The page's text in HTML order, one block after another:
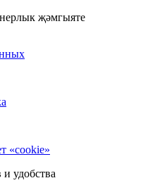
җәмгыяте
«cookie»
удобства